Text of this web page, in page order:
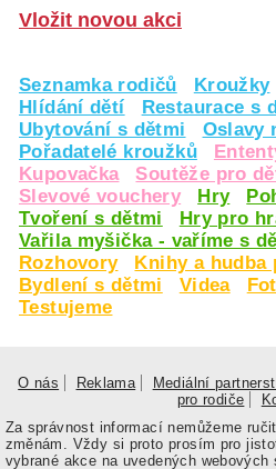
Vložit novou akci
Seznamka rodičů Kroužky
Hlídání dětí
Restaurace s
Ubytování s dětmi
Oslavy
Pořadatelé kroužků
Kupovačka
Soutěže pro
Slevové vouchery
Hry
Tvoření s dětmi
Hry pro
Vařila myšička - vaříme s
Rozhovory
Knihy a hudba
Bydlení s dětmi
Videa
Testujeme
O nás Reklama Mediální
pro rodiče
Za správnost informací nemůžeme
změnám. Vždy si proto prosím pro
vybrané akce na uvedených webových